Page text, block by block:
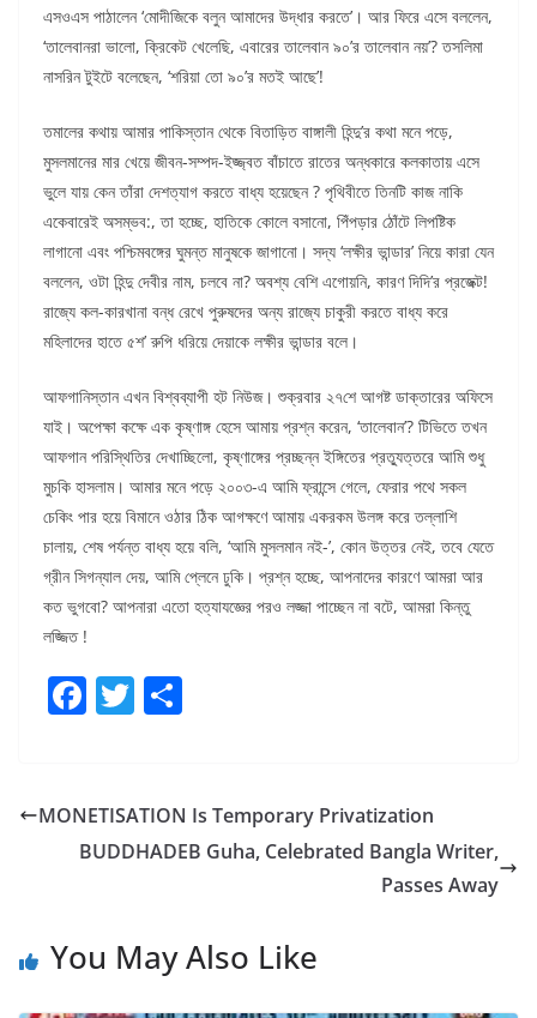
এসওএস পাঠালেন ‘মোদীজিকে বলুন আমাদের উদ্ধার করতে’। আর ফিরে এসে বললেন,
‘তালেবানরা ভালো, ক্রিকেট খেলেছি, এবারের তালেবান ৯০’র তালেবান নয়’? তসলিমা
নাসরিন টুইটে বলেছেন, ‘শরিয়া তো ৯০’র মতই আছে’!
তমালের কথায় আমার পাকিস্তান থেকে বিতাড়িত বাঙ্গালী হিন্দু’র কথা মনে পড়ে,
মুসলমানের মার খেয়ে জীবন-সম্পদ-ইজ্জ্বত বাঁচাতে রাতের অন্ধকারে কলকাতায় এসে
ভুলে যায় কেন তাঁরা দেশত্যাগ করতে বাধ্য হয়েছেন ? পৃথিবীতে তিনটি কাজ নাকি
একেবারেই অসম্ভব:, তা হচ্ছে, হাতিকে কোলে বসানো, পিঁপড়ার ঠোঁটে লিপষ্টিক
লাগানো এবং পশ্চিমবঙ্গের ঘুমন্ত মানুষকে জাগানো। সদ্য ‘লক্ষীর ভান্ডার’ নিয়ে কারা যেন
বললেন, ওটা হিন্দু দেবীর নাম, চলবে না? অবশ্য বেশি এগোয়নি, কারণ দিদি’র প্রজেক্ট!
রাজ্যে কল-কারখানা বন্ধ রেখে পুরুষদের অন্য রাজ্যে চাকুরী করতে বাধ্য করে
মহিলাদের হাতে ৫শ’ রুপি ধরিয়ে দেয়াকে লক্ষীর ভান্ডার বলে।
আফগানিস্তান এখন বিশ্বব্যাপী হট নিউজ। শুক্রবার ২৭শে আগষ্ট ডাক্তারের অফিসে
যাই। অপেক্ষা কক্ষে এক কৃষ্ণাঙ্গ হেসে আমায় প্রশ্ন করেন, ‘তালেবান’? টিভিতে তখন
আফগান পরিস্থিতির দেখাচ্ছিলো, কৃষ্ণাঙ্গের প্রচ্ছন্ন ইঙ্গিতের প্রত্যুত্তরে আমি শুধু
মুচকি হাসলাম। আমার মনে পড়ে ২০০৩-এ আমি ফ্রান্সে গেলে, ফেরার পথে সকল
চেকিং পার হয়ে বিমানে ওঠার ঠিক আগক্ষণে আমায় একরকম উলঙ্গ করে তল্লাশি
চালায়, শেষ পর্যন্ত বাধ্য হয়ে বলি, ‘আমি মুসলমান নই-’, কোন উত্তর নেই, তবে যেতে
গ্রীন সিগন্যাল দেয়, আমি প্লেনে ঢুকি। প্রশ্ন হচ্ছে, আপনাদের কারণে আমরা আর
কত ভুগবো? আপনারা এতো হত্যাযজ্ঞের পরও লজ্জা পাচ্ছেন না বটে, আমরা কিন্তু
লজ্জিত !
F
e
b
k
T
er e
MONETISATION Is Temporary Privatization
BUDDHADEB Guha, Celebrated Bangla Writer,
Passes Away
You May Also Like